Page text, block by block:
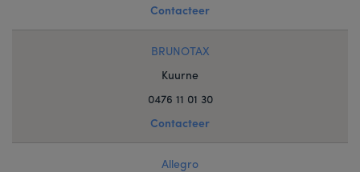
Contacteer
BRUNOTAX
Kuurne
0476 11 01 30
Contacteer
Allegro